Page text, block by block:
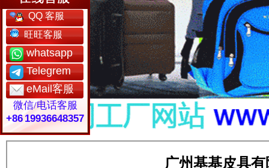
QQ 客服
旺旺客服
whatsapp
Telegrem
eMail客服
微信/电话客服
+86 19936648357